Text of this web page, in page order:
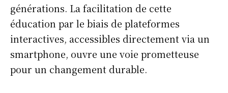
générations. La facilitation de cette
éducation par le biais de plateformes
interactives, accessibles directement via un
smartphone, ouvre une voie prometteuse
pour un changement durable.